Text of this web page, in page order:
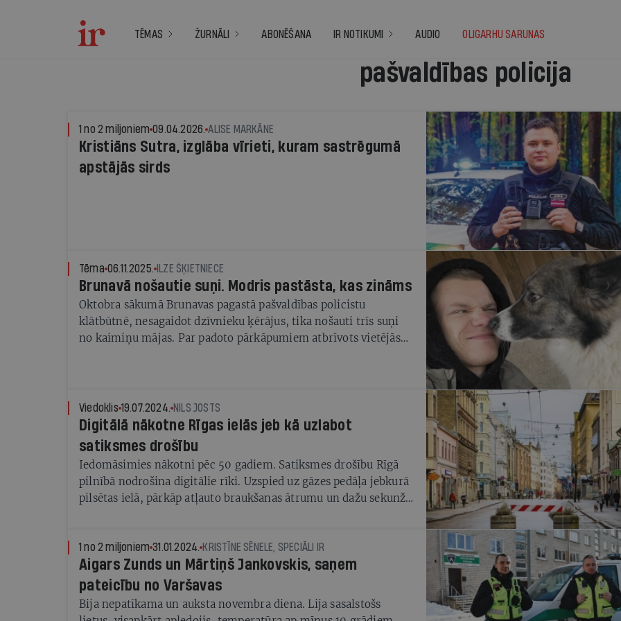
TĒMAS ŽURNĀLI ABONĒŠANA IR NOTIKUMI AUDIO OLIGARHU SARUNAS
pašvaldības policija
1 no 2 miljoniem 09.04.2026. ALISE MARKĀNE
Kristiāns Sutra, izglāba vīrieti, kuram sastrēgumā
apstājās sirds
Tēma 06.11.2025. ILZE ŠĶIETNIECE
Brunavā nošautie suņi. Modris pastāsta, kas zināms
Oktobra sākumā Brunavas pagastā pašvaldības policistu
klātbūtnē, nesagaidot dzīvnieku ķērājus, tika nošauti trīs suņi
no kaimiņu mājas. Par padoto pārkāpumiem atbrīvots vietējās
Viedoklis 19.07.2024. NILS JOSTS
Digitālā nākotne Rīgas ielās jeb kā uzlabot
satiksmes drošību
Iedomāsimies nākotni pēc 50 gadiem. Satiksmes drošību Rīgā
pilnībā nodrošina digitālie rīki. Uzspied uz gāzes pedāļa jebkurā
pilsētas ielā, pārkāp atļauto braukšanas ātrumu un dažu sekunžu
1 no 2 miljoniem 31.01.2024. KRISTĪNE SĒNELE, SPECIĀLI IR
Aigars Zunds un Mārtiņš Jankovskis, saņem
pateicību no Varšavas
Bija nepatīkama un auksta novembra diena. Lija sasalstošs